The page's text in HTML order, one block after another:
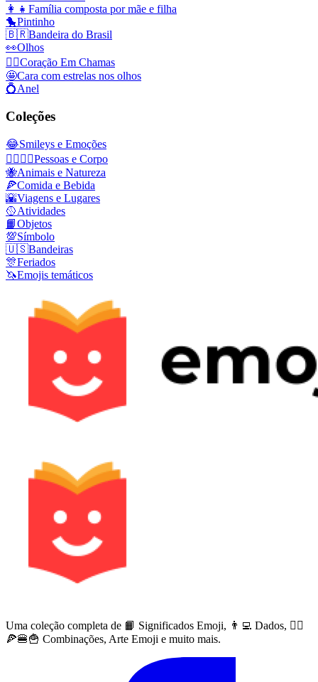
👩‍👧 Família composta por mãe e filha
🐤Pintinho
🇧🇷Bandeira do Brasil
👀Olhos
❤️‍🔥Coração Em Chamas
🤩Cara com estrelas nos olhos
💍Anel
Coleções
😂Smileys e Emoções
👩‍❤️‍💋‍👨Pessoas e Corpo
🐝Animais e Natureza
🍕Comida e Bebida
🌇Viagens e Lugares
🥎Atividades
📙Objetos
💯Símbolo
🇺🇸Bandeiras
🎊Feriados
🦄Emojis temáticos
Uma coleção completa de 📙 Significados Emoji, 👨‍💻 Dados, 🙅‍♀️
🍕🍔🍟 Combinações, Arte Emoji e muito mais.